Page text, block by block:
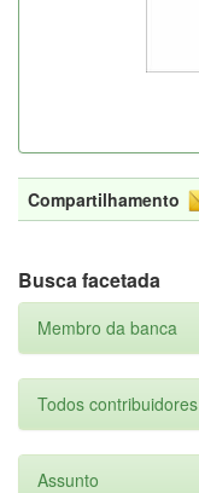
Compartilhamento
Busca facetada
Membro da banca
Todos contribuidores
Assunto